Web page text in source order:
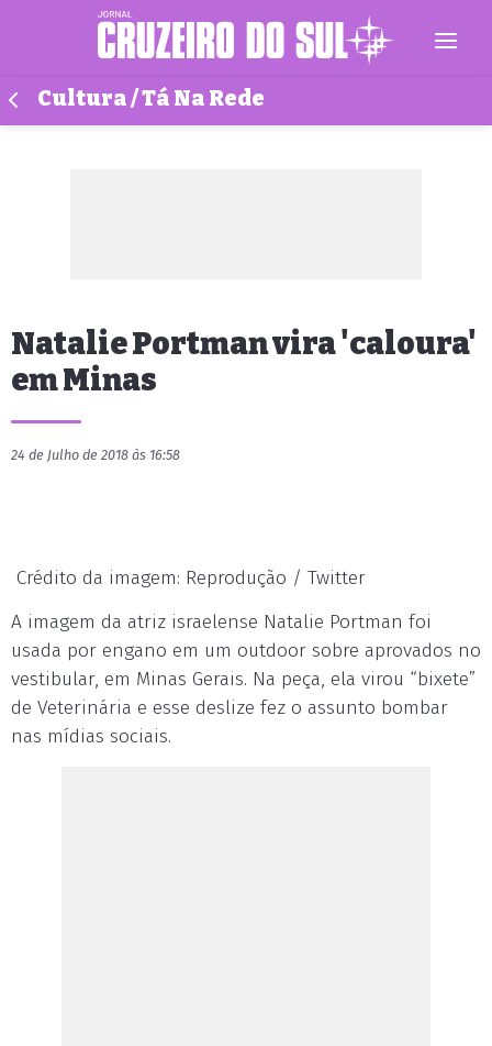
Cultura / Tá Na Rede
Natalie Portman vira 'caloura'
em Minas
24 de Julho de 2018 às 16:58
Crédito da imagem: Reprodução / Twitter
A imagem da atriz israelense Natalie Portman foi
usada por engano em um outdoor sobre aprovados no
vestibular, em Minas Gerais. Na peça, ela virou “bixete”
de Veterinária e esse deslize fez o assunto bombar
nas mídias sociais.